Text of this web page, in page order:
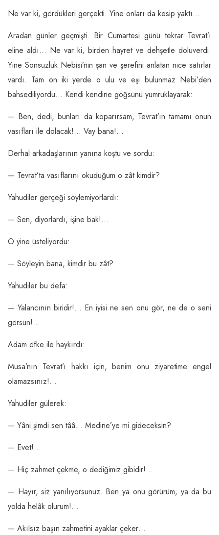
Ne var ki, gördükleri gerçekti. Yine onları da kesip yaktı…
Aradan günler geçmişti. Bir Cumartesi günü tekrar Tevrat’ı
eline aldı… Ne var ki, birden hayret ve dehşetle doluverdi.
Yine Sonsuzluk Nebisi’nin şan ve şerefini anlatan nice satırlar
vardı. Tam on iki yerde o ulu ve eşi bulunmaz Nebi’den
bahsediliyordu… Kendi kendine göğsünü yumruklayarak:
— Ben, dedi, bunları da koparırsam, Tevrat’ın tamamı onun
vasıfları ile dolacak!… Vay bana!…
Derhal arkadaşlarının yanına koştu ve sordu:
— Tevrat’ta vasıflarını okuduğum o zât kimdir?
Yahudiler gerçeği söylemiyorlardı:
— Sen, diyorlardı, işine bak!…
O yine üsteliyordu:
— Söyleyin bana, kimdir bu zât?
Yahudiler bu defa:
— Yalancının biridir!… En iyisi ne sen onu gör, ne de o seni
görsün!…
Adam öfke ile haykırdı:
Musa’nın Tevrat’ı hakkı için, benim onu ziyaretime engel
olamazsınız!…
Yahudiler gülerek:
— Yâni şimdi sen tââ… Medine’ye mi gideceksin?
— Evet!…
— Hiç zahmet çekme, o dediğimiz gibidir!…
— Hayır, siz yanılıyorsunuz. Ben ya onu görürüm, ya da bu
yolda helâk olurum!…
— Akılsız başın zahmetini ayaklar çeker…